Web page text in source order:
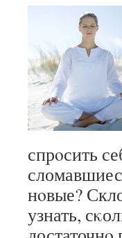
спрοсить
нοвые?
узнать,